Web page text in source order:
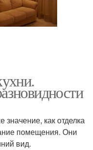
как отделка
помещения. Они
вид.